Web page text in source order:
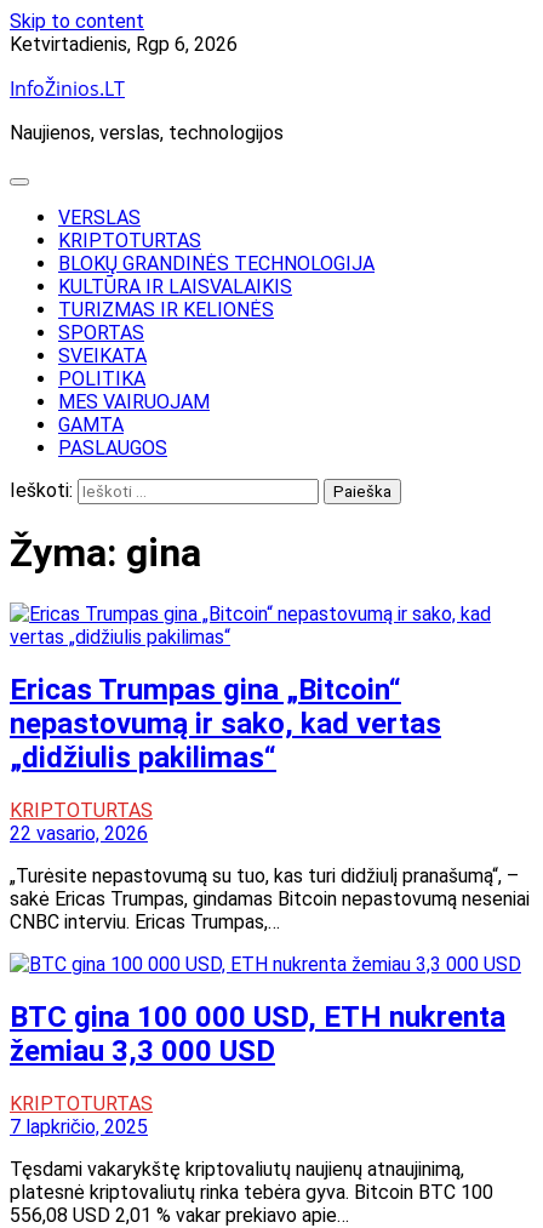
Skip to content
Ketvirtadienis, Rgp 6, 2026
InfoŽinios.LT
Naujienos, verslas, technologijos
VERSLAS
KRIPTOTURTAS
BLOKŲ GRANDINĖS TECHNOLOGIJA
KULTŪRA IR LAISVALAIKIS
TURIZMAS IR KELIONĖS
SPORTAS
SVEIKATA
POLITIKA
MES VAIRUOJAM
GAMTA
PASLAUGOS
Ieškoti:
Žyma: gina
Ericas Trumpas gina „Bitcoin“
nepastovumą ir sako, kad vertas
„didžiulis pakilimas“
KRIPTOTURTAS
22 vasario, 2026
„Turėsite nepastovumą su tuo, kas turi didžiulį pranašumą“, –
sakė Ericas Trumpas, gindamas Bitcoin nepastovumą neseniai
CNBC interviu. Ericas Trumpas,…
BTC gina 100 000 USD, ETH nukrenta
žemiau 3,3 000 USD
KRIPTOTURTAS
7 lapkričio, 2025
Tęsdami vakarykštę kriptovaliutų naujienų atnaujinimą,
platesnė kriptovaliutų rinka tebėra gyva. Bitcoin BTC 100
556,08 USD 2,01 % vakar prekiavo apie…